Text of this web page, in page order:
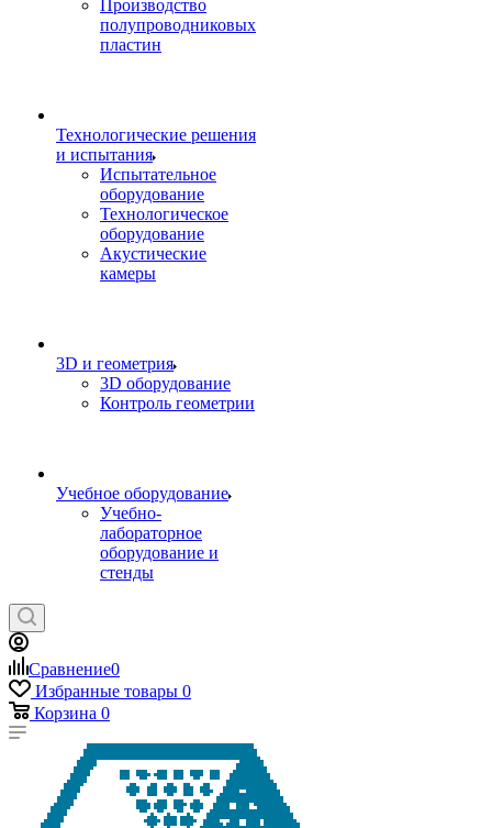
Производство
полупроводниковых
пластин
Технологические решения
и испытания
Испытательное
оборудование
Технологическое
оборудование
Акустические
камеры
3D и геометрия
3D оборудование
Контроль геометрии
Учебное оборудование
Учебно-
лабораторное
оборудование и
стенды
Сравнение0
Избранные товары 0
Корзина 0